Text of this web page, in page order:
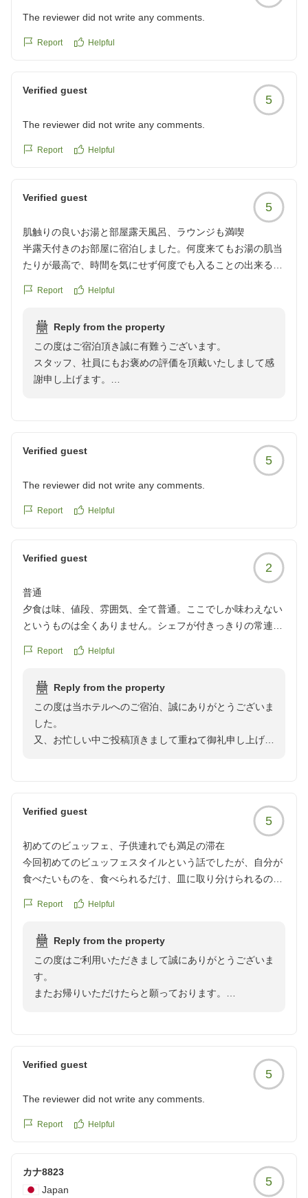
The reviewer did not write any comments.
Report Helpful
Verified guest
5
The reviewer did not write any comments.
Report Helpful
Verified guest
5
肌触りの良いお湯と部屋露天風呂、ラウンジも満喫
半露天付きのお部屋に宿泊しました。何度来てもお湯の肌当
たりが最高で、時間を気にせず何度でも入ることの出来るお
つまみの提供方法が以前と変わっていてちょっと戸惑いまし
らレストランメニューを追加注文してディナーになっちゃう
のが出不精の私たち夫婦には助かります。
クチコミの詳細はこちらから
Report Helpful
Reply from the property
この度はご宿泊頂き誠に有難うございます。
スタッフ、社員にもお褒めの評価を頂戴いたしまして感
謝申し上げます。
今後ともお客様により満足して頂けるような施設づくり
これからもより良いサービスをご提供できますよう一同
皆様のまたのお帰りを心よりお待ち申し上げます。
Verified guest
5
The reviewer did not write any comments.
Report Helpful
Verified guest
2
普通
夕食は味、値段、雰囲気、全て普通。ここでしか味わえない
というものは全くありません。シェフが付きっきりの常連客
応の差を感じたことが残念でした。ただ、レストランで対応
です。
朝食はパンケーキは固くなっていましたがサラダやフルーツ
も充実しており満足。
部屋は悪くはないが、化粧水が無かったのでアメニティがも
https://review.travel.rakuten.co.jp/hotel/voice/153419?
Report Helpful
Reply from the property
この度は当ホテルへのご宿泊、誠にありがとうございま
した。
又、お忙しい中ご投稿頂きまして重ねて御礼申し上げま
ンスを生かして参りたいと考えております。
ご夕食につきましてはご満足いただけたようですが、ご
朝食時のスタッフ対応にて残念なお思いをさせてしまい
まして誠に申し訳ございませんでした。
ご案内をしたお部屋につきましてはご期待に添えず申し
ご指摘の接客対応につきましては真摯に受け止めており
今回、お客様に不快な思いをさせてしまいましたと深く
お詫び申し上げます。
今後、このような事がないように基本から指導して参り
ます。
設備や配置等でご不便、ご迷惑をお掛け致しました部分
を、協議し、できる限りのご対応に努めさせて頂きま
す。
いただいたご意見について真摯に受け止め、今後の改善
軽井沢マリオットホテル
Verified guest
5
初めてのビュッフェ、子供連れでも満足の滞在
今回初めてのビュッフェスタイルという話でしたが、自分が
食べたいものを、食べられるだけ、皿に取り分けられるので
供が食べないものがさらに残らら事もなく良かったと思いま
語っていると思います。
クチコミの詳細はこちらから
https://review.travel.rakuten.co.jp/hotel/voice/153419?
reviewId=33123477541454
Report Helpful
Reply from the property
この度はご利用いただきまして誠にありがとうございま
す。
またお帰りいただけたらと願っております。
感にも細心の注意を払いまして維持をしてまいります。
館内施設にご満足いただけてなによりでございました。
したら幸いです。
Verified guest
5
The reviewer did not write any comments.
Report Helpful
カナ8823
Japan
5